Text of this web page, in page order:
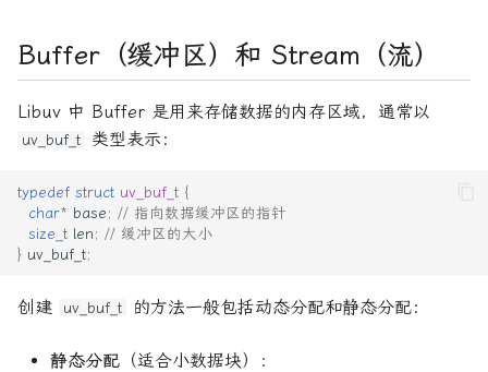
Buffer（缓冲区）和 Stream（流）
Libuv 中 Buffer 是用来存储数据的内存区域，通常以
uv_buf_t 类型表示：
typedef struct uv_buf_t {
char* base; // 指向数据缓冲区的指针
size_t len; // 缓冲区的大小
} uv_buf_t;
创建 uv_buf_t 的方法一般包括动态分配和静态分配：
静态分配 （适合小数据块）：